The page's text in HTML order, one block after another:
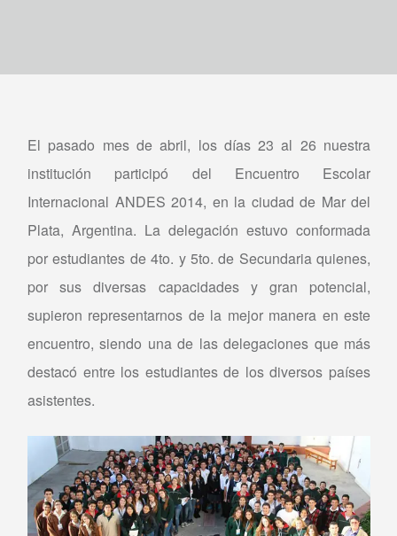
El pasado mes de abril, los días 23 al 26 nuestra
institución participó del Encuentro Escolar
Internacional ANDES 2014, en la ciudad de Mar del
Plata, Argentina. La delegación estuvo conformada
por estudiantes de 4to. y 5to. de Secundaria quienes,
por sus diversas capacidades y gran potencial,
supieron representarnos de la mejor manera en este
encuentro, siendo una de las delegaciones que más
destacó entre los estudiantes de los diversos países
asistentes.